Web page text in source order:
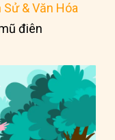
Sử & Văn Hóa
điên